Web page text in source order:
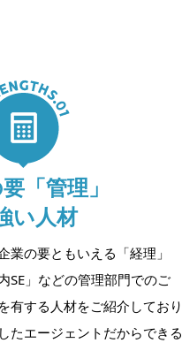
「管理」
い人材
業の要ともいえる「経理」
SE」などの管理部門でのご
有する人材をご紹介しており
たエージェントだからできる